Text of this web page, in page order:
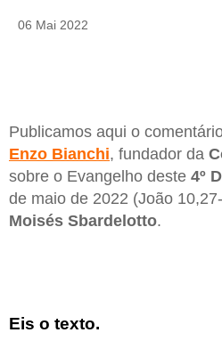
06 Mai 2022
Publicamos aqui o
Enzo Bianchi, fundador da
sobre o Evangelho deste 4º
de maio de 2022 (João
Moisés Sbardelotto.
Eis o texto.